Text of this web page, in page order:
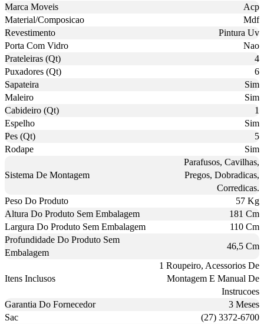
Marca Moveis
Acp
Material/Composicao
Mdf
Revestimento
Pintura Uv
Porta Com Vidro
Nao
Prateleiras (Qt)
4
Puxadores (Qt)
6
Sapateira
Sim
Maleiro
Sim
Cabideiro (Qt)
1
Espelho
Sim
Pes (Qt)
5
Rodape
Sim
Sistema De Montagem
Parafusos, Cavilhas,
Pregos, Dobradicas,
Corredicas.
Peso Do Produto
57 Kg
Altura Do Produto Sem Embalagem
181 Cm
Largura Do Produto Sem Embalagem
110 Cm
Profundidade Do Produto Sem
Embalagem
46,5 Cm
Itens Inclusos
1 Roupeiro, Acessorios De
Montagem E Manual De
Instrucoes
Garantia Do Fornecedor
3 Meses
Sac
(27) 3372-6700